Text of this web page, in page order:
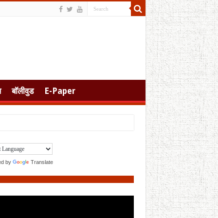
बॉलीवुड E-Paper
by Translate